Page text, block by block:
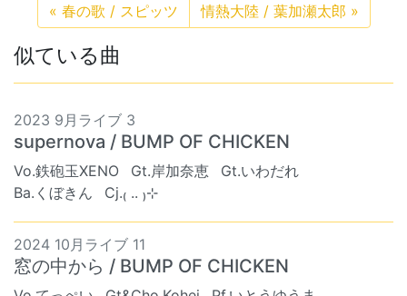
« 春の歌 / スピッツ 情熱大陸 / 葉加瀬太郎 »
似ている曲
2023 9月ライブ 3
supernova / BUMP OF CHICKEN
Vo.鉄砲玉XENO Gt.岸加奈恵
Gt.いわだれ
Ba.くぼきん
Cj.₍ .. ₎⊹
2024 10月ライブ 11
窓の中から / BUMP OF CHICKEN